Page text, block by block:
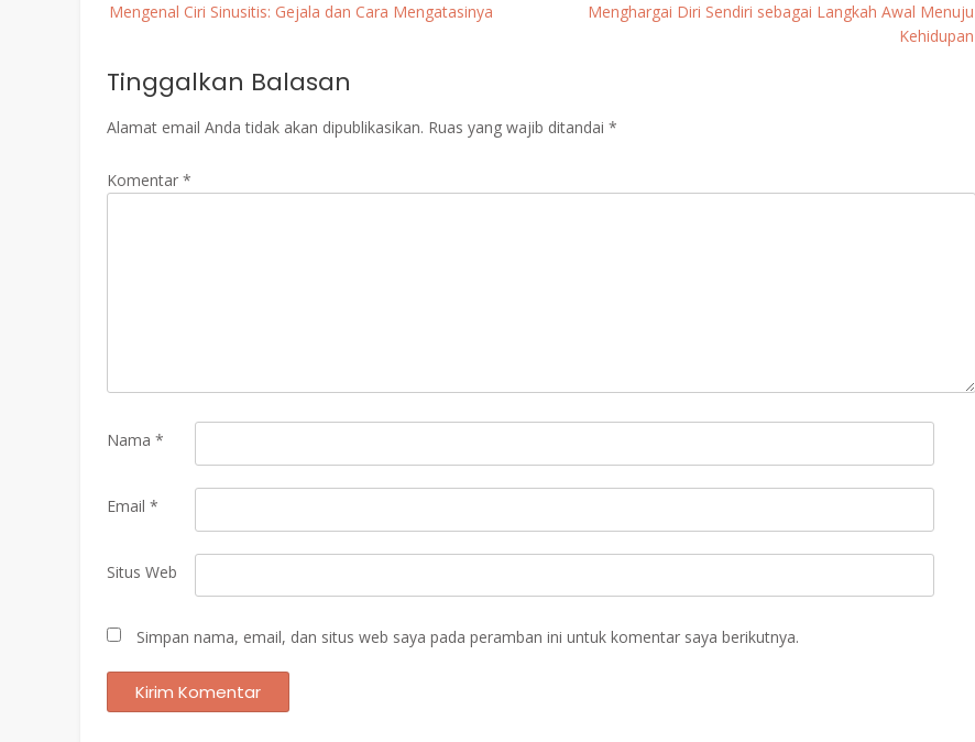
navigation
Mengenal Ciri Sinusitis: Gejala dan Cara Mengatasinya
Menghargai Diri Sendiri sebagai Langkah Awal Menuju
Kehidupan
Tinggalkan Balasan
Alamat email Anda tidak akan dipublikasikan. Ruas yang wajib ditandai *
Komentar *
Nama *
Email *
Situs Web
Simpan nama, email, dan situs web saya pada peramban ini untuk komentar saya berikutnya.